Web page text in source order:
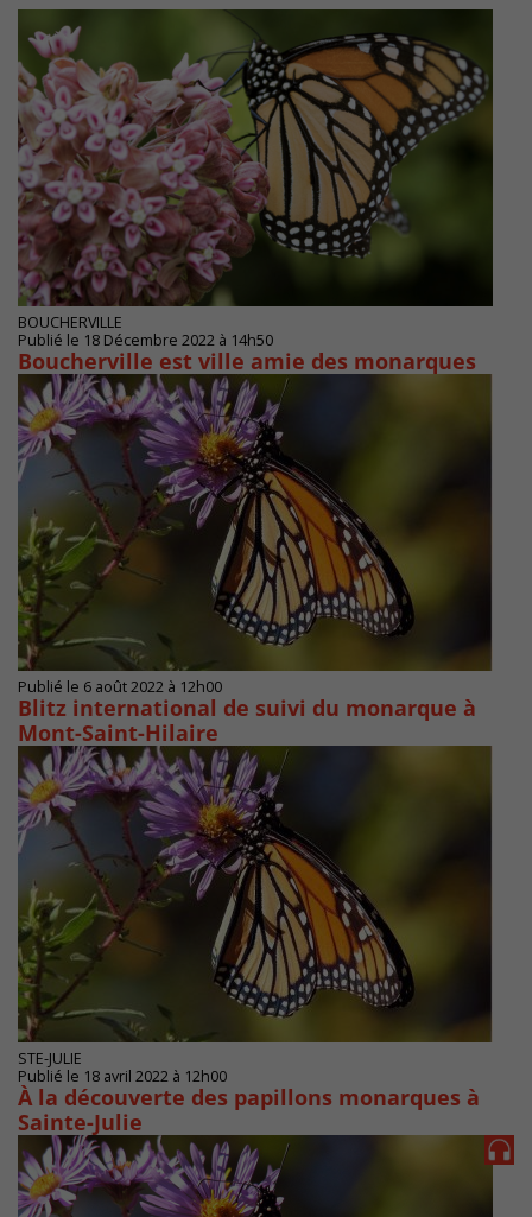
BOUCHERVILLE
Publié le 18 Décembre 2022 à 14h50
Boucherville est ville amie des monarques
Publié le 6 août 2022 à 12h00
Blitz international de suivi du monarque à
Mont-Saint-Hilaire
STE-JULIE
Publié le 18 avril 2022 à 12h00
À la découverte des papillons monarques à
Sainte-Julie